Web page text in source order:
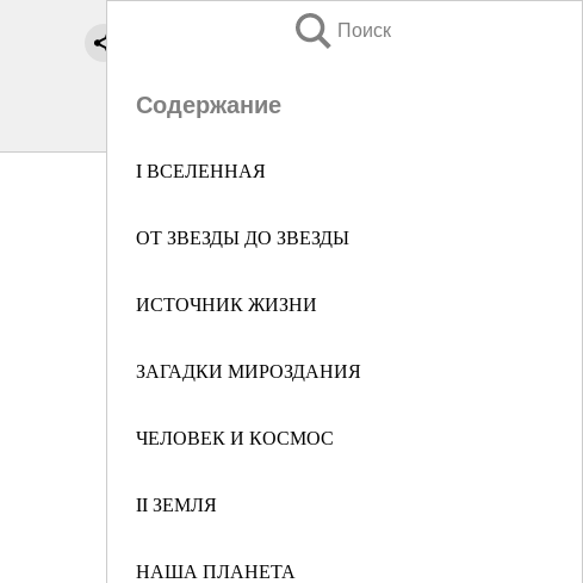
Поиск
Содержание
I ВСЕЛЕННАЯ
ОТ ЗВЕЗДЫ ДО ЗВЕЗДЫ
ИСТОЧНИК ЖИЗНИ
ЗАГАДКИ МИРОЗДАНИЯ
ЧЕЛОВЕК И КОСМОС
II ЗЕМЛЯ
НАША ПЛАНЕТА